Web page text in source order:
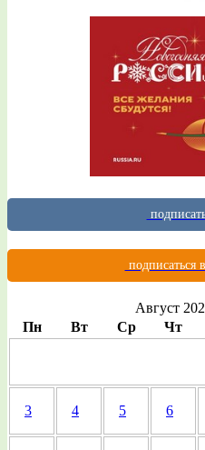
подписаться
Август
Пн
Вт Ср Чт
3 4 5 6